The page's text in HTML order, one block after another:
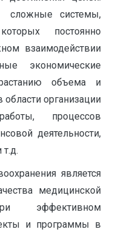
сложные системы,
постоянно
взаимодействии
экономические
объема и
организации
процессов
деятельности,
является
медицинской
эффективном
и программы в